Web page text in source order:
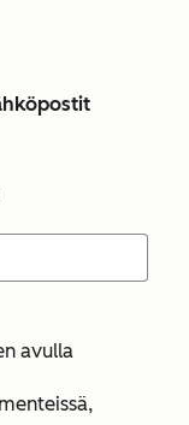
avulla